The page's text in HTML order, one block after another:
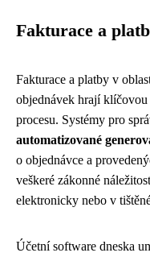
Fakturace a
Fakturace a platby v
objednávek hrají
procesu. Systémy pro
automatizované
o objednávce a
veškeré zákonné
elektronicky nebo v
Účetní software dneska